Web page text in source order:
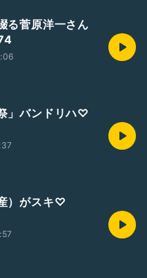
る菅原洋一さん
」バンドリハ♡
）がスキ♡